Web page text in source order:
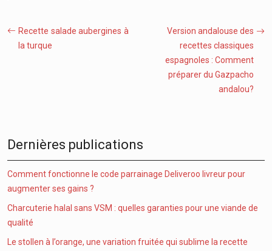
Recette salade aubergines à
la turque
Version andalouse des
recettes classiques
espagnoles : Comment
préparer du Gazpacho
andalou?
Dernières publications
Comment fonctionne le code parrainage Deliveroo livreur pour
augmenter ses gains ?
Charcuterie halal sans VSM : quelles garanties pour une viande de
qualité
Le stollen à l’orange, une variation fruitée qui sublime la recette